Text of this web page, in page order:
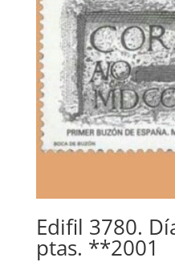
Edifil 3780.
ptas. **2001